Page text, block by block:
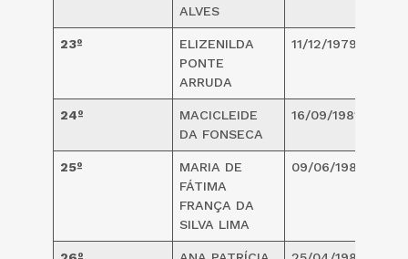
ALVES
23º
ELIZENILDA
PONTE
ARRUDA
11/12/1979
24º
MACICLEIDE
DA FONSECA
16/09/1981
25º
MARIA DE
FÁTIMA
FRANÇA DA
SILVA LIMA
09/06/1982